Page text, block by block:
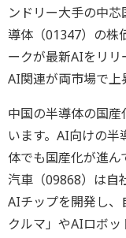
ンドリー大手の中
導体（01347）の株
ークが最新AIをリリ
AI関連が両市場で上
中国の半導体の国
います。AI向けの
体でも国産化が進ん
汽車（09868）は自
AIチップを開発し
クルマ」やAIロボ